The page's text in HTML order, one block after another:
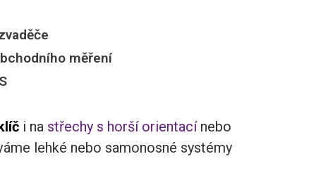
měření
i na střechy s horší orientacínebo
lehké nebo samonosné systémy